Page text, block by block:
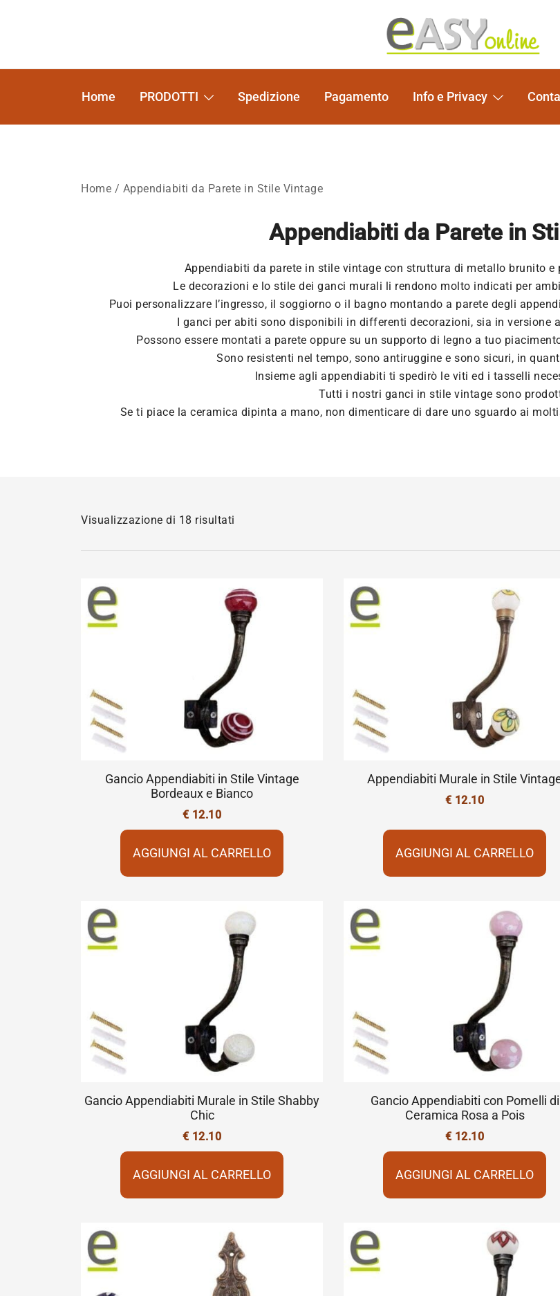
EASY online
Pomelli per Mobili e Artigianato
Home PRODOTTI Spedizione Pagamento Info e Privacy
Home / Appendiabiti da Parete in Stile Vintage
Appendiabiti da Parete in
Appendiabiti da parete in stile vintage con struttura di metallo brunito
Le decorazioni e lo stile dei ganci murali li rendono molto indicati per
Puoi personalizzare l’ingresso, il soggiorno o il bagno montando a parete degli
I ganci per abiti sono disponibili in differenti decorazioni, sia in versione
Possono essere montati a parete oppure su un supporto di legno a tuo
Sono resistenti nel tempo, sono antiruggine e sono sicuri, in
Insieme agli appendiabiti ti spedirò le viti ed i tasselli
Tutti i nostri ganci in stile vintage sono
Se ti piace la ceramica dipinta a mano, non dimenticare di dare uno sguardo ai
Visualizzazione di 18 risultati
Gancio Appendiabiti in Stile Vintage
Bordeaux e Bianco
€ 12.10
AGGIUNGI AL CARRELLO
Appendiabiti Murale in Stile
€ 12.10
AGGIUNGI AL CARRELLO
Gancio Appendiabiti Murale in Stile Shabby
Chic
€ 12.10
AGGIUNGI AL CARRELLO
Gancio Appendiabiti con Pomelli di
Ceramica Rosa a Pois
€ 12.10
AGGIUNGI AL CARRELLO